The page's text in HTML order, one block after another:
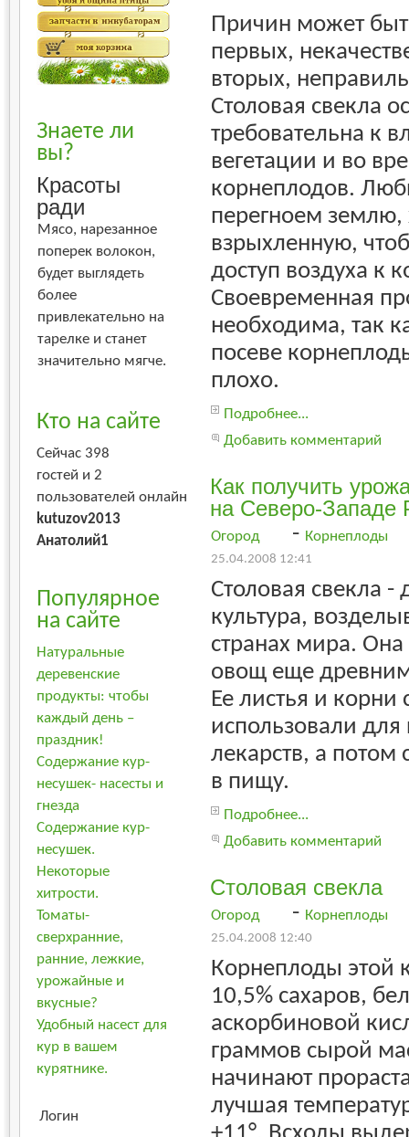
Знаете ли
вы?
Красоты
ради
Мясо, нарезанное
поперек волокон,
будет выглядеть
более
привлекательно на
тарелке и станет
значительно мягче.
Кто на сайте
Сейчас 398
гостей и 2
пользователей онлайн
kutuzov2013
Анатолий1
Популярное
на сайте
Натуральные
деревенские
продукты: чтобы
каждый день –
праздник!
Содержание кур-
несушек- насесты и
гнезда
Содержание кур-
несушек.
Некоторые
хитрости.
Томаты-
сверхранние,
ранние, лежкие,
урожайные и
вкусные?
Удобный насест для
кур в вашем
курятнике.
Логин
Причин может
первых,
вторых,
Столовая свекла
требовательна к
вегетации и во
корнеплодов.
перегноем
взрыхленную,
доступ воздуха к
Своевременная
необходима, так
посеве
плохо.
Подробнее...
Добавить комментарий
Как получить
на Северо-Западе
Огород - Корнеплоды
25.04.2008 12:41
Столовая свекла
культура,
странах мира.
овощ еще
Ее листья и корни
использовали для
лекарств, а потом
в пищу.
Подробнее...
Добавить комментарий
Столовая свекла
Огород - Корнеплоды
25.04.2008 12:40
Корнеплоды этой
10,5% сахаров,
аскорбиновой
граммов сырой
начинают
лучшая